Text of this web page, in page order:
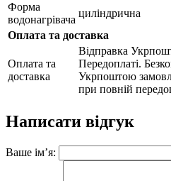
Форма
водонагрівача
циліндрична
Оплата та доставка
Оплата та
доставка
Відправка
Передоплаті.
Укрпоштою
при повній
Написати відгук
Ваше ім’я: